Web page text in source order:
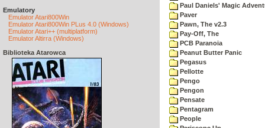
Emulatory
Emulator Atari800Win
Emulator Atari800Win PLus 4.0 (Windows)
Emulator Atari++ (multiplatform)
Emulator Altirra (Windows)
Biblioteka Atarowca
Paul Daniels' Magic
Paver
Pawn, The v2.3
Pay-Off, The
PCB Paranoia
Peanut Butter Panic
Pegasus
Pellotte
Pengo
Pengon
Pensate
Pentagram
People